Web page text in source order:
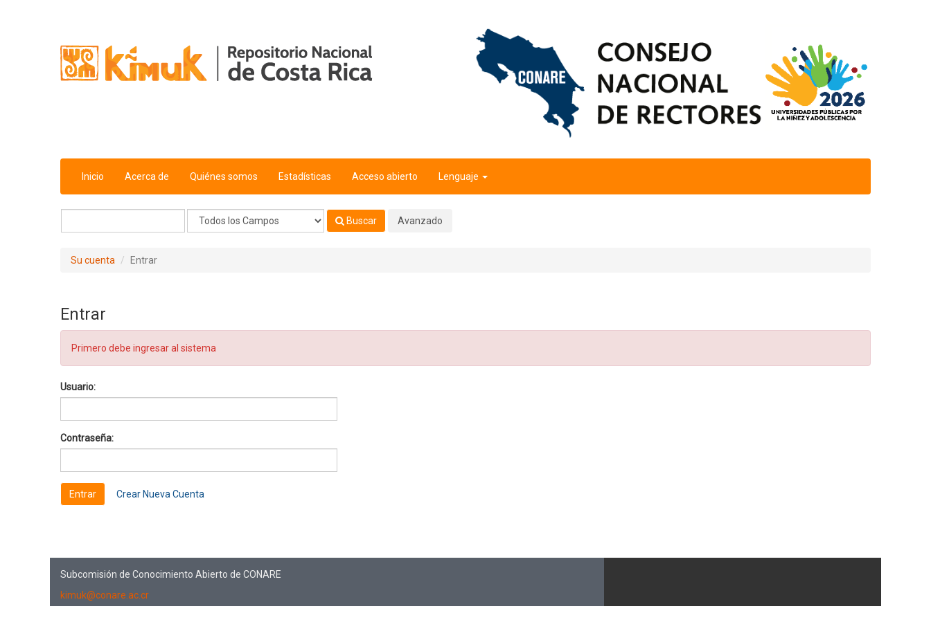
Inicio Acerca de Quiénes somos Estadísticas Acceso abierto Lenguaje
Buscar Avanzado
Su cuenta Entrar
Entrar
Primero debe ingresar al sistema
Usuario:
Contraseña:
Crear Nueva Cuenta
Subcomisión de Conocimiento Abierto de CONARE
kimuk@conare.ac.cr